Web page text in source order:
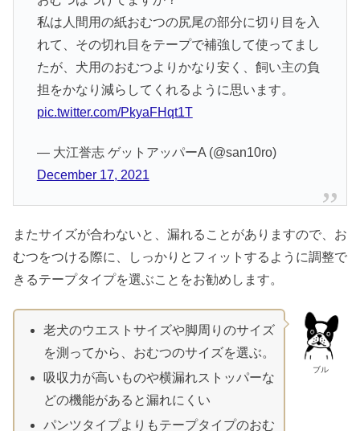
私は人間用の紙おむつの尻尾の部分に切り目を入
れて、その切れ目をテープで補強して使ってまし
たが、犬用のおむつよりかなり安く、飼い主の負
担をかなり減らしてくれるように思います。
pic.twitter.com/PkyaFHqt1T
— 大江誉志 ゲットアッパーA (@san10ro)
December 17, 2021
またサイズが合わないと、漏れることがありますので、お
むつをつける際に、しっかりとフィットするように調整で
きるテープタイプを選ぶことをお勧めします。
ブル
老犬のウエストサイズや脚周りのサイズ
を測ってから、おむつのサイズを選ぶ。
吸収力が高いものや横漏れストッパーな
どの機能があると漏れにくい
パンツタイプよりもテープタイプのおむ